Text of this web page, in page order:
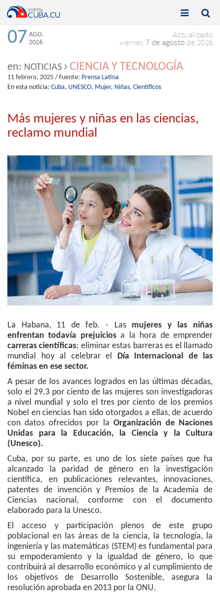
Toggle

Toggle

07 AGO.
2026
Actualizado
viernes 7 de agosto de 2026
en: NOTICIAS CIENCIA Y TECNOLOGÍA
11 febrero, 2025 / Fuente: Prensa Latina
En esta noticia: Cuba, UNESCO, Mujer, Niñas, Científicos
Más mujeres y niñas en las ciencias,
reclamo mundial
La Habana, 11 de feb. - Las mujeres y las niñas
enfrentan todavía prejuiciosa la hora de emprender
carreras científicas; eliminar estas barreras es el llamado
mundial hoy al celebrar el Día Internacional de las
féminas en ese sector.
A pesar de los avances logrados en las últimas décadas,
solo el 29.3 por ciento de las mujeres son investigadoras
a nivel mundial y solo el tres por ciento de los premios
Nobel en ciencias han sido otorgados a ellas, de acuerdo
con datos ofrecidos por la Organización de Naciones
Unidas para la Educación, la Ciencia y la Cultura
(Unesco).
Cuba, por su parte, es uno de los siete países que ha
alcanzado la paridad de género en la investigación
científica, en publicaciones relevantes, innovaciones,
patentes de invención y Premios de la Academia de
Ciencias nacional, conforme con el documento
elaborado para la Unesco.
El acceso y participación plenos de este grupo
poblacional en las áreas de la ciencia, la tecnología, la
ingeniería y las matemáticas (STEM) es fundamental para
su empoderamiento y la igualdad de género, lo que
contribuirá al desarrollo económico y al cumplimiento de
los objetivos de Desarrollo Sostenible, asegura la
resolución aprobada en 2013 por la ONU.